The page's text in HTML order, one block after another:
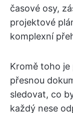
časové osy,
projektové
komplexní
Kromě toho
přesnou
sledovat, co
každý nese